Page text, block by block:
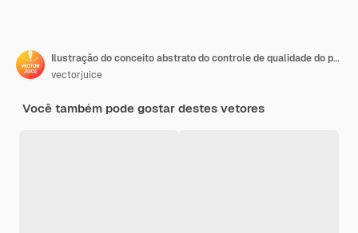
Ilustração do conceito abstrato do controle de qualidade do produto. Padrão de segurança do produto, feedback do cliente, certificado de garantia, linha de produção, sucesso comercial, inspeção
vectorjuice
Você também pode gostar destes vetores